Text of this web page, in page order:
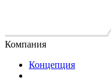
Компания
Концепция